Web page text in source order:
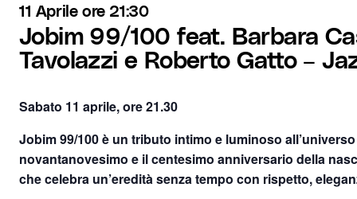
11 Aprile ore 21:30
Jobim 99/100 feat. Barbara
Tavolazzi e Roberto Gatto –
Sabato 11 aprile, ore 21.30
Jobim 99/100 è un tributo intimo e luminoso
novantanovesimo e il centesimo anniversario della
che celebra un’eredità senza tempo con rispetto,